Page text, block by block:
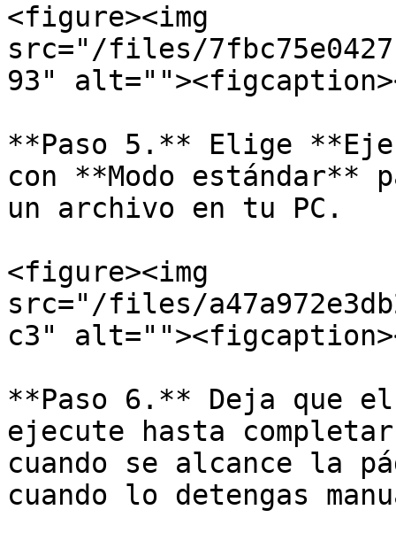
<figure><img
src="/files/
93"
**Paso 5.** Elige
con **Modo estándar**
un archivo en tu PC.
<figure><img
src="/files/
c3"
**Paso 6.** Deja que
ejecute hasta
cuando se alcance la
cuando lo detengas